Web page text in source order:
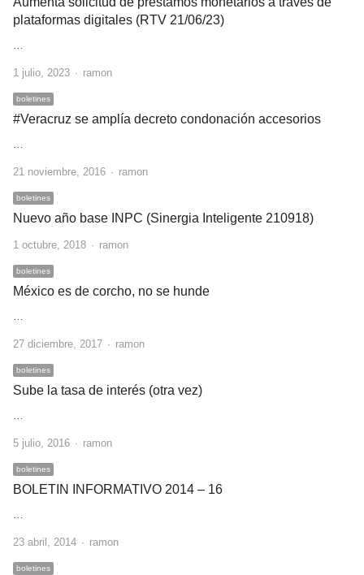
plataformas digitales (RTV 21/06/23)
…
1 julio, 2023 Author
ramon
boletines
#Veracruz se amplía decreto condonación accesorios
…
21 noviembre, 2016 Author
ramon
boletines
Nuevo año base INPC (Sinergia Inteligente 210918)
1 octubre, 2018 Author
ramon
boletines
México es de corcho, no se hunde
…
27 diciembre, 2017 Author
ramon
boletines
Sube la tasa de interés (otra vez)
…
5 julio, 2016 Author
ramon
boletines
BOLETIN INFORMATIVO 2014 – 16
…
23 abril, 2014 Author
ramon
boletines